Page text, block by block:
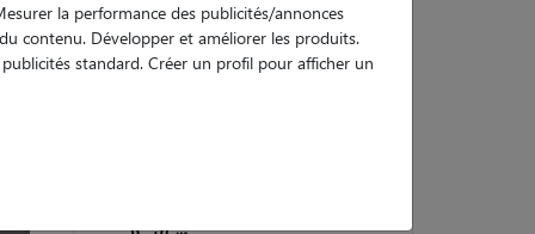
garanties
la performance des publicités/annonces
contenu. Développer et améliorer les produits.
standard. Créer un profil pour afficher un